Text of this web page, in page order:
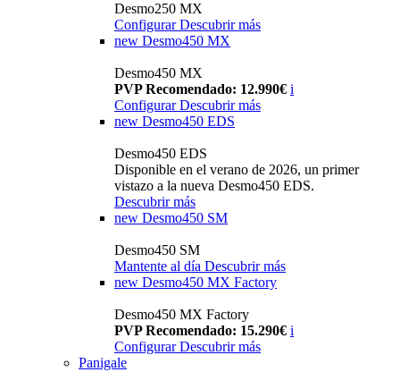
Desmo250 MX
Configurar Descubrir más
new Desmo450 MX
Desmo450 MX
PVP Recomendado: 12.990€ i
Configurar Descubrir más
new Desmo450 EDS
Desmo450 EDS
Disponible en el verano de 2026, un primer
vistazo a la nueva Desmo450 EDS.
Descubrir más
new Desmo450 SM
Desmo450 SM
Mantente al día Descubrir más
new Desmo450 MX Factory
Desmo450 MX Factory
PVP Recomendado: 15.290€ i
Configurar Descubrir más
Panigale